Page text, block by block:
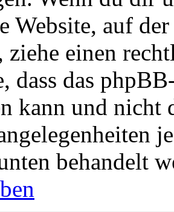
Website, auf
einen
dass das
kann und nicht
behandelt